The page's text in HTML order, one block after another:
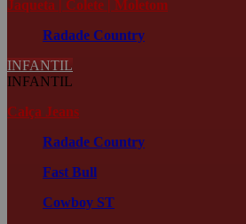
Jaqueta | Colete | Moletom
Radade Country
INFANTIL
INFANTIL
Calça Jeans
Radade Country
Fast Bull
Cowboy ST